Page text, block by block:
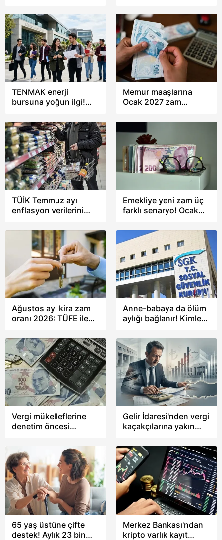
borsa yorumu
rekora ulaştı
TENMAK enerji
bursuna yoğun ilgi!
duyurdu: Bölüm ve
kontenjan sayısı arttı
Memur maaşlarına
Ocak 2027 zam
farkıyla maaşlar ne
kadar olacak? TAKVİM
hesapladı
TÜİK Temmuz ayı
enflasyon verilerini
tepki verdi?
Emekliye yeni zam üç
farklı senaryo! Ocak
maaş alacak? TAKVİM
hesapladı
Ağustos ayı kira zam
oranı 2026: TÜFE ile
tavanı yüzde kaç? İş
yeri, dükkan, konut...
Anne-babaya da ölüm
aylığı bağlanır! Kimler
yıllık toplu para imkanı
Vergi mükelleflerine
denetim öncesi
Hazırlık Dosyası
uygulaması devreye
alınıyor!
Gelir İdaresi'nden vergi
kaçakçılarına yakın
her gün 4 milyon
analiz
65 yaş üstüne çifte
destek! Aylık 23 bin
Merkez Bankası'ndan
kripto varlık kayıt